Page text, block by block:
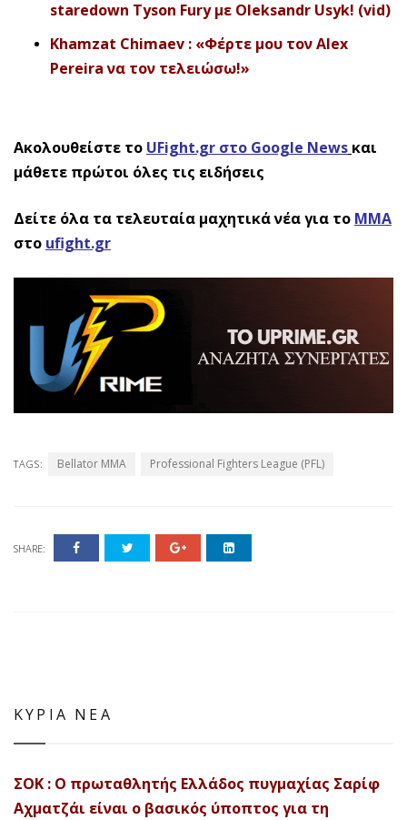
staredown Tyson Fury με Oleksandr Usyk! (vid)
Khamzat Chimaev : «Φέρτε μου τον Alex
Pereira να τον τελειώσω!»
Ακολουθείστε το UFight.gr στο Google News και
μάθετε πρώτοι όλες τις ειδήσεις
Δείτε όλα τα τελευταία μαχητικά νέα για το ΜΜΑ
στο ufight.gr
TAGS: Bellator MMA Professional Fighters League (PFL)
SHARE:
ΚΥΡΙΑ ΝΕΑ
ΣΟΚ : Ο πρωταθλητής Ελλάδος πυγμαχίας Σαρίφ
Αχματζάι είναι ο βασικός ύποπτος για τη